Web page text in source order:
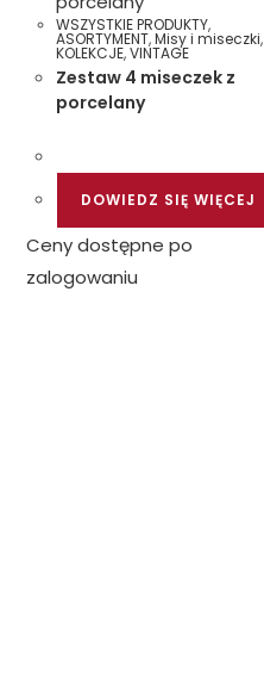
WSZYSTKIE PRODUKTY,
ASORTYMENT,Misy i miseczki,
KOLEKCJE,VINTAGE
Zestaw 4 miseczek z
porcelany
DOWIEDZ SIĘ WIĘCEJ
Ceny dostępne po
zalogowaniu